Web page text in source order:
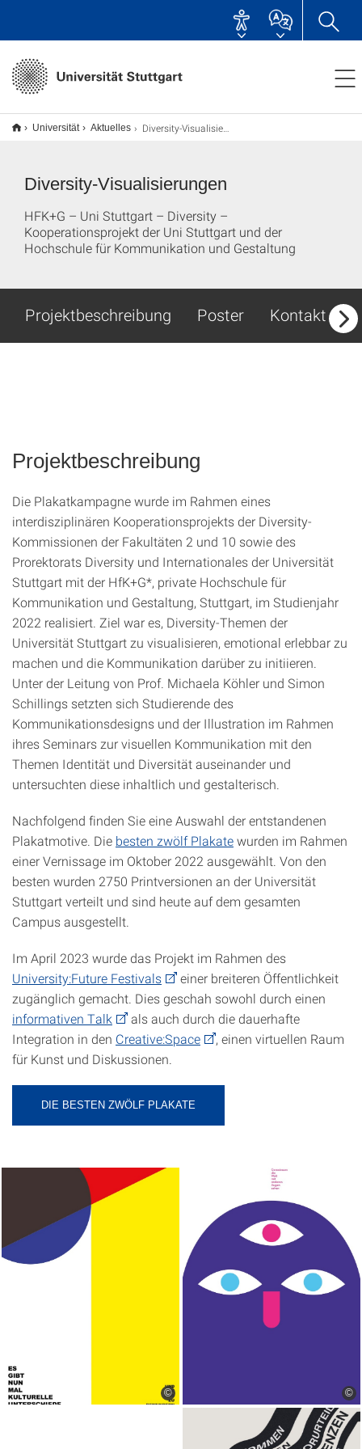
Universität Aktuelles Diversity-Visualisierungen
Diversity-Visualisierungen
HFK+G – Uni Stuttgart – Diversity –
Kooperationsprojekt der Uni Stuttgart und der
Hochschule für Kommunikation und Gestaltung
Projektbeschreibung Poster Kontakt
Projektbeschreibung
Die Plakatkampagne wurde im Rahmen eines
interdisziplinären Kooperationsprojekts der Diversity-
Kommissionen der Fakultäten 2 und 10 sowie des
Prorektorats Diversity und Internationales der Universität
Stuttgart mit der HfK+G*, private Hochschule für
Kommunikation und Gestaltung, Stuttgart, im Studienjahr
2022 realisiert. Ziel war es, Diversity-Themen der
Universität Stuttgart zu visualisieren, emotional erlebbar zu
machen und die Kommunikation darüber zu initiieren.
Unter der Leitung von Prof. Michaela Köhler und Simon
Schillings setzten sich Studierende des
Kommunikationsdesigns und der Illustration im Rahmen
ihres Seminars zur visuellen Kommunikation mit den
Themen Identität und Diversität auseinander und
untersuchten diese inhaltlich und gestalterisch.
Nachfolgend finden Sie eine Auswahl der entstandenen
Plakatmotive. Die besten zwölf Plakatewurden im Rahmen
einer Vernissage im Oktober 2022 ausgewählt. Von den
besten wurden 2750 Printversionen an der Universität
Stuttgart verteilt und sind heute auf dem gesamten
Campus ausgestellt.
Im April 2023 wurde das Projekt im Rahmen des
University:Future Festivals
einer breiteren Öffentlichkeit
zugänglich gemacht. Dies geschah sowohl durch einen
informativen Talk
als auch durch die dauerhafte
Integration in den Creative:Space
, einen virtuellen Raum
für Kunst und Diskussionen.
DIE BESTEN ZWÖLF PLAKATE
© ©